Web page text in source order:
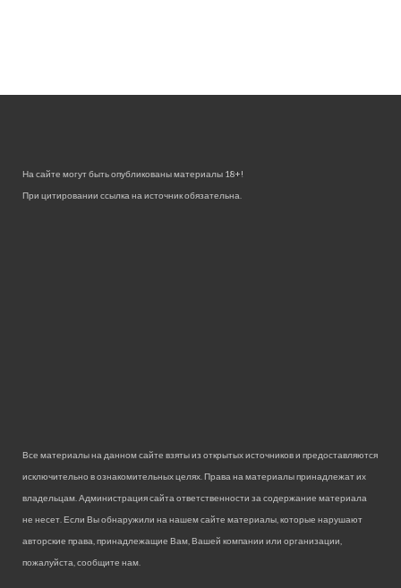
На сайте могут быть опубликованы материалы 18+!
При цитировании ссылка на источник обязательна.
Все материалы на данном сайте взяты из открытых источников и предоставляются
исключительно в ознакомительных целях. Права на материалы принадлежат их
владельцам. Администрация сайта ответственности за содержание материала
не несет. Если Вы обнаружили на нашем сайте материалы, которые нарушают
авторские права, принадлежащие Вам, Вашей компании или организации,
пожалуйста, сообщите нам.